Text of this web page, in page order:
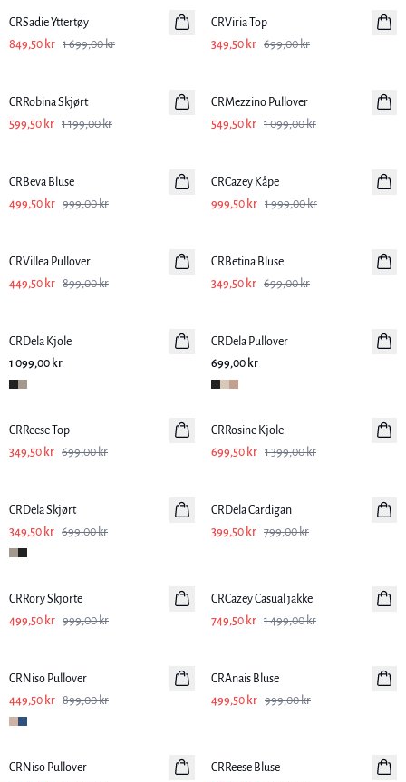
CRSadie Yttertøy
849,50 kr 1 699,00 kr
CRViria Top
349,50 kr 699,00 kr
CRRobina Skjørt
599,50 kr 1 199,00 kr
CRMezzino Pullover
549,50 kr 1 099,00 kr
CRBeva Bluse
499,50 kr 999,00 kr
CRCazey Kåpe
999,50 kr 1 999,00 kr
CRVillea Pullover
449,50 kr 899,00 kr
CRBetina Bluse
349,50 kr 699,00 kr
CRDela Kjole
1 099,00 kr
CRDela Pullover
699,00 kr
-50%
CRReese Top
349,50 kr 699,00 kr
-50%
CRRosine Kjole
699,50 kr 1 399,00 kr
CRDela Skjørt
349,50 kr 699,00 kr
CRDela Cardigan
399,50 kr 799,00 kr
-50%
CRRory Skjorte
499,50 kr 999,00 kr
CRCazey Casual jakke
749,50 kr 1 499,00 kr
CRNiso Pullover
449,50 kr 899,00 kr
CRAnais Bluse
499,50 kr 999,00 kr
-50%
CRNiso Pullover
CRReese Bluse